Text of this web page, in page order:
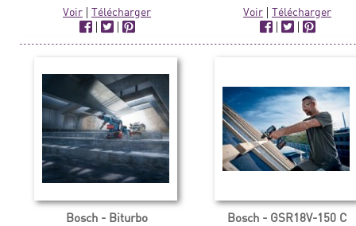
Voir |Télécharger
|
|
Voir |Télécharger
|
|
Bosch - Biturbo Bosch - GSR18V-150 C